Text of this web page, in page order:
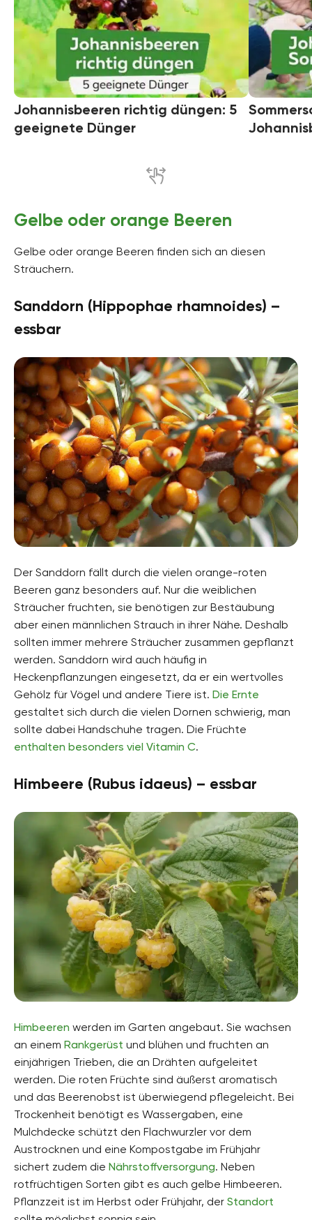
Johannisbeeren richtig düngen: 5
geeignete Dünger
Gelbe oder orange Beeren
Gelbe oder orange Beeren finden sich an diesen
Sträuchern.
Sanddorn (Hippophae rhamnoides) –
essbar
Der Sanddorn fällt durch die vielen orange-roten
Beeren ganz besonders auf. Nur die weiblichen
Sträucher fruchten, sie benötigen zur Bestäubung
aber einen männlichen Strauch in ihrer Nähe. Deshalb
sollten immer mehrere Sträucher zusammen gepflanzt
werden. Sanddorn wird auch häufig in
Heckenpflanzungen eingesetzt, da er ein wertvolles
Gehölz für Vögel und andere Tiere ist. Die Ernte
gestaltet sich durch die vielen Dornen schwierig, man
sollte dabei Handschuhe tragen. Die Früchte
enthalten besonders viel Vitamin C.
Himbeere (Rubus idaeus) – essbar
Himbeeren werden im Garten angebaut. Sie wachsen
an einem Rankgerüst und blühen und fruchten an
einjährigen Trieben, die an Drähten aufgeleitet
werden. Die roten Früchte sind äußerst aromatisch
und das Beerenobst ist überwiegend pflegeleicht. Bei
Trockenheit benötigt es Wassergaben, eine
Mulchdecke schützt den Flachwurzler vor dem
Austrocknen und eine Kompostgabe im Frühjahr
sichert zudem die Nährstoffversorgung. Neben
rotfrüchtigen Sorten gibt es auch gelbe Himbeeren.
Pflanzzeit ist im Herbst oder Frühjahr, der Standort